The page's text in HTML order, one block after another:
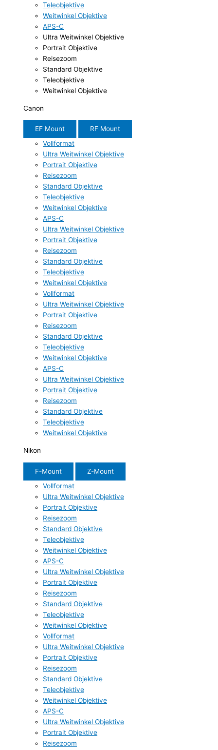
Teleobjektive
Weitwinkel Objektive
APS-C
Ultra Weitwinkel Objektive
Portrait Objektive
Reisezoom
Standard Objektive
Teleobjektive
Weitwinkel Objektive
Canon
EF Mount
RF Mount
Vollformat
Ultra Weitwinkel Objektive
Portrait Objektive
Reisezoom
Standard Objektive
Teleobjektive
Weitwinkel Objektive
APS-C
Ultra Weitwinkel Objektive
Portrait Objektive
Reisezoom
Standard Objektive
Teleobjektive
Weitwinkel Objektive
Vollformat
Ultra Weitwinkel Objektive
Portrait Objektive
Reisezoom
Standard Objektive
Teleobjektive
Weitwinkel Objektive
APS-C
Ultra Weitwinkel Objektive
Portrait Objektive
Reisezoom
Standard Objektive
Teleobjektive
Weitwinkel Objektive
Nikon
F-Mount
Z-Mount
Vollformat
Ultra Weitwinkel Objektive
Portrait Objektive
Reisezoom
Standard Objektive
Teleobjektive
Weitwinkel Objektive
APS-C
Ultra Weitwinkel Objektive
Portrait Objektive
Reisezoom
Standard Objektive
Teleobjektive
Weitwinkel Objektive
Vollformat
Ultra Weitwinkel Objektive
Portrait Objektive
Reisezoom
Standard Objektive
Teleobjektive
Weitwinkel Objektive
APS-C
Ultra Weitwinkel Objektive
Portrait Objektive
Reisezoom